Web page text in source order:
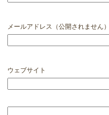
メールアドレス（公開されません）
ウェブサイト